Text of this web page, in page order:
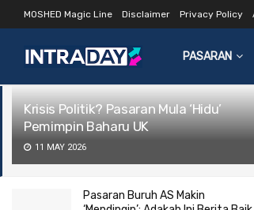
LATEST TRENDING Filter
Krisis Politik? Pasaran Mula ‘Hidu’
Pemimpin Baharu UK
11 MAY 2026
Pasaran Buruh AS Makin
MOSHED Magic Line Disclaimer Privacy Policy
PASARAN